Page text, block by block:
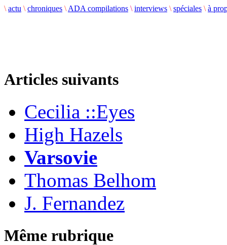
\ actu \ chroniques \ ADA compilations \ interviews \ spéciales \ à
Articles suivants
Cecilia ::Eyes
High Hazels
Varsovie
Thomas Belhom
J. Fernandez
Même rubrique